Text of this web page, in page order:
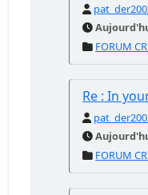
FORUM
Re : In
FORUM